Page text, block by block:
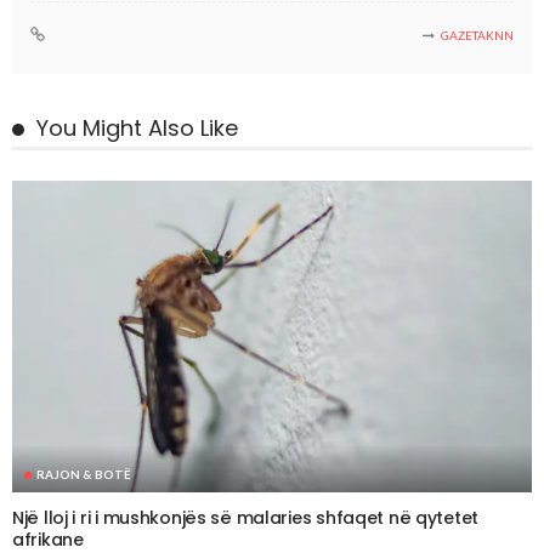
GAZETAKNN
You Might Also Like
RAJON & BOTË
Një lloj i ri i mushkonjës së malaries shfaqet në qytetet
afrikane